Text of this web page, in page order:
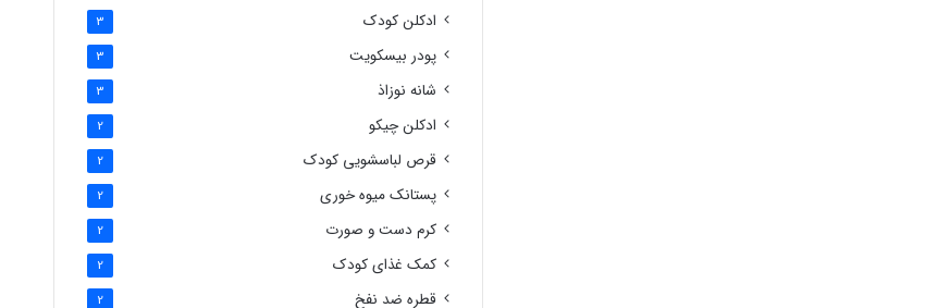
ادکلن کودک 3
پودر بیسکویت 3
شانه نوزاذ 3
ادکلن چیکو 2
قرص لباسشویی کودک 2
پستانک میوه خوری 2
کرم دست و صورت 2
کمک غذای کودک 2
قطره ضد نفخ 2